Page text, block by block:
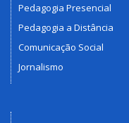
Pedagogia Presencial
Pedagogia a Distância
Comunicação Social
Jornalismo